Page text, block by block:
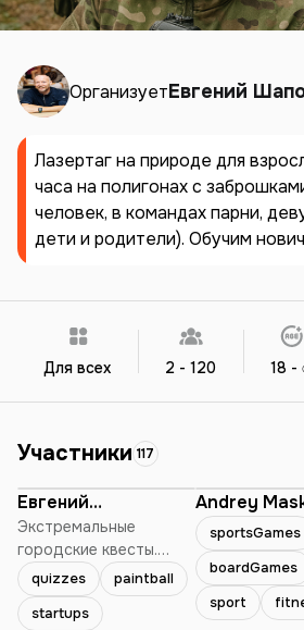
ОрганизуетЕвгений
Лазертаг на природе для
часа на полигонах с
человек, в командах парни,
дети и родители). Обучим новичков. Всё
лес, с собой берите чай/воду и
Игра очень динамичная, но
альтернатива залу и бегу. Если
можно выйти из игры в любое
Подробности в вайбер/
или звоните +375296882260 Больше 10
новичков из MakaMeets уже
регулярными игроками!
Для всех 2 - 120 18 -
Участники 117
Евгений
Шапошников
Экстремальные
городские квесты.
Спортивный лазертаг.
CrossFit.
Исследование мифов и
quizzes
paintball
startups
Andrey
sportsGames
boardGames
sport